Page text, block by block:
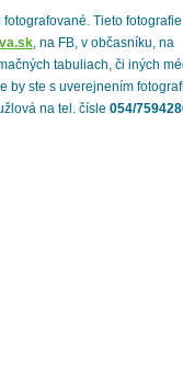
Tieto
, na FB, v občasníku, na
tabuliach, či iných
by ste s uverejnením
na tel. čísle 054/